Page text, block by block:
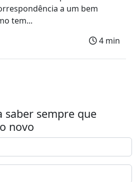
a um bem
tem...
4 min
saber sempre que
novo